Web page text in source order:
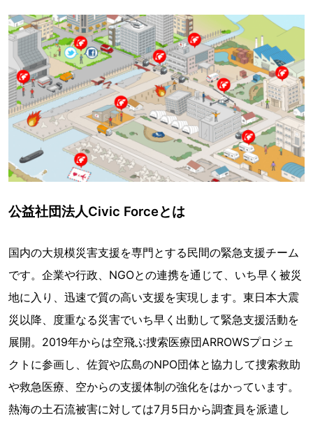
公益社団法人Civic Forceとは
国内の大規模災害支援を専門とする民間の緊急支援チーム
です。企業や行政、NGOとの連携を通じて、いち早く被災
地に入り、迅速で質の高い支援を実現します。東日本大震
災以降、度重なる災害でいち早く出動して緊急支援活動を
展開。2019年からは空飛ぶ捜索医療団ARROWSプロジェ
クトに参画し、佐賀や広島のNPO団体と協力して捜索救助
や救急医療、空からの支援体制の強化をはかっています。
熱海の土石流被害に対しては7月5日から調査員を派遣し